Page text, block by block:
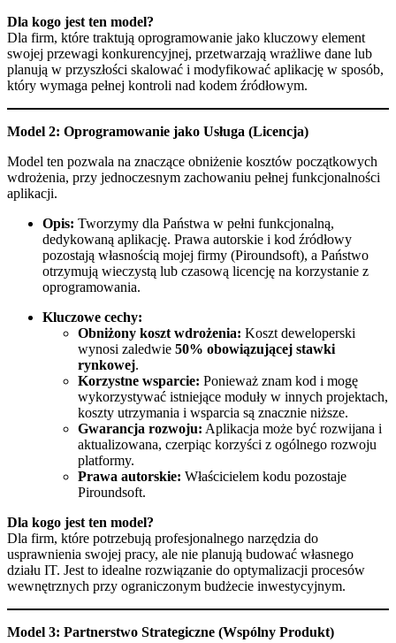
Dla kogo jest ten model?
Dla firm, które traktują oprogramowanie jako kluczowy element
swojej przewagi konkurencyjnej, przetwarzają wrażliwe dane lub
planują w przyszłości skalować i modyfikować aplikację w sposób,
który wymaga pełnej kontroli nad kodem źródłowym.
Model 2: Oprogramowanie jako Usługa (Licencja)
Model ten pozwala na znaczące obniżenie kosztów początkowych
wdrożenia, przy jednoczesnym zachowaniu pełnej funkcjonalności
aplikacji.
Opis: Tworzymy dla Państwa w pełni funkcjonalną,
dedykowaną aplikację. Prawa autorskie i kod źródłowy
pozostają własnością mojej firmy (Piroundsoft), a Państwo
otrzymują wieczystą lub czasową licencję na korzystanie z
oprogramowania.
Kluczowe cechy:
Obniżony koszt wdrożenia: Koszt deweloperski
wynosi zaledwie 50% obowiązującej stawki
rynkowej.
Korzystne wsparcie: Ponieważ znam kod i mogę
wykorzystywać istniejące moduły w innych projektach,
koszty utrzymania i wsparcia są znacznie niższe.
Gwarancja rozwoju: Aplikacja może być rozwijana i
aktualizowana, czerpiąc korzyści z ogólnego rozwoju
platformy.
Prawa autorskie: Właścicielem kodu pozostaje
Piroundsoft.
Dla kogo jest ten model?
Dla firm, które potrzebują profesjonalnego narzędzia do
usprawnienia swojej pracy, ale nie planują budować własnego
działu IT. Jest to idealne rozwiązanie do optymalizacji procesów
wewnętrznych przy ograniczonym budżecie inwestycyjnym.
Model 3: Partnerstwo Strategiczne (Wspólny Produkt)